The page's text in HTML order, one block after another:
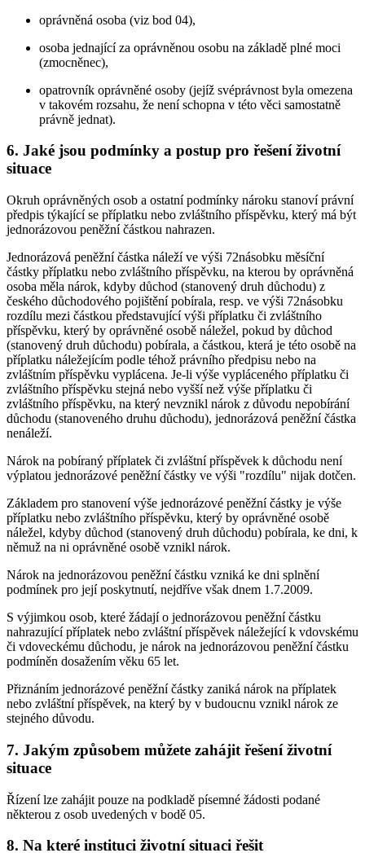
oprávněná osoba (viz bod 04),
osoba jednající za oprávněnou osobu na základě plné moci
(zmocněnec),
opatrovník oprávněné osoby (jejíž svéprávnost byla omezena
v takovém rozsahu, že není schopna v této věci samostatně
právně jednat).
6. Jaké jsou podmínky a postup pro řešení životní
situace
Okruh oprávněných osob a ostatní podmínky nároku stanoví právní
předpis týkající se příplatku nebo zvláštního příspěvku, který má být
jednorázovou peněžní částkou nahrazen.
Jednorázová peněžní částka náleží ve výši 72násobku měsíční
částky příplatku nebo zvláštního příspěvku, na kterou by oprávněná
osoba měla nárok, kdyby důchod (stanovený druh důchodu) z
českého důchodového pojištění pobírala, resp. ve výši 72násobku
rozdílu mezi částkou představující výši příplatku či zvláštního
příspěvku, který by oprávněné osobě náležel, pokud by důchod
(stanovený druh důchodu) pobírala, a částkou, která je této osobě na
příplatku náležejícím podle téhož právního předpisu nebo na
zvláštním příspěvku vyplácena. Je-li výše vypláceného příplatku či
zvláštního příspěvku stejná nebo vyšší než výše příplatku či
zvláštního příspěvku, na který nevznikl nárok z důvodu nepobírání
důchodu (stanoveného druhu důchodu), jednorázová peněžní částka
nenáleží.
Nárok na pobíraný příplatek či zvláštní příspěvek k důchodu není
výplatou jednorázové peněžní částky ve výši "rozdílu" nijak dotčen.
Základem pro stanovení výše jednorázové peněžní částky je výše
příplatku nebo zvláštního příspěvku, který by oprávněné osobě
náležel, kdyby důchod (stanovený druh důchodu) pobírala, ke dni, k
němuž na ni oprávněné osobě vznikl nárok.
Nárok na jednorázovou peněžní částku vzniká ke dni splnění
podmínek pro její poskytnutí, nejdříve však dnem 1.7.2009.
S výjimkou osob, které žádají o jednorázovou peněžní částku
nahrazující příplatek nebo zvláštní příspěvek náležející k vdovskému
či vdoveckému důchodu, je nárok na jednorázovou peněžní částku
podmíněn dosažením věku 65 let.
Přiznáním jednorázové peněžní částky zaniká nárok na příplatek
nebo zvláštní příspěvek, na který by v budoucnu vznikl nárok ze
stejného důvodu.
7. Jakým způsobem můžete zahájit řešení životní
situace
Řízení lze zahájit pouze na podkladě písemné žádosti podané
některou z osob uvedených v bodě 05.
8. Na které instituci životní situaci řešit